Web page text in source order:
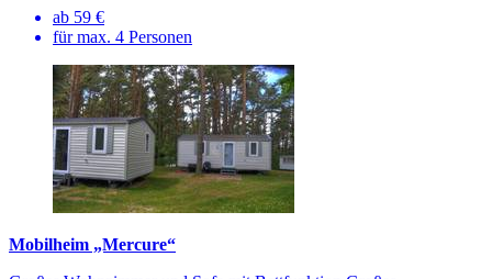
ab 59 €
für max. 4 Personen
Mobilheim „Mercure“